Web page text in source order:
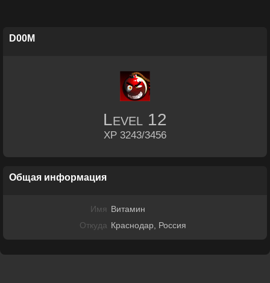
D00M
Level 12
XP 3243/3456
Общая информация
Имя Витамин
Откуда Краснодар, Россия